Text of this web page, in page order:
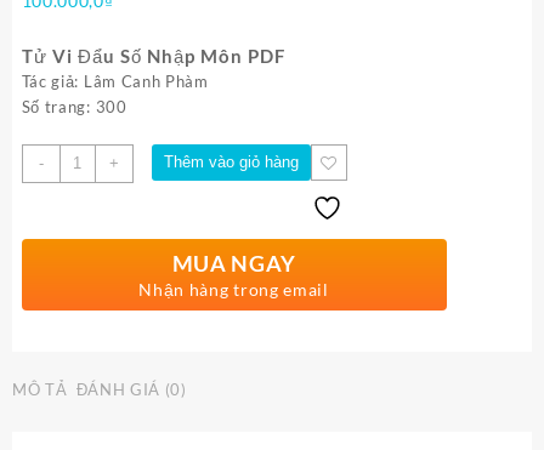
Tử Vi Đẩu Số Nhập Môn PDF
Tác giả: Lâm Canh Phàm
Số trang: 300
-
Số
lượng
+ Thêm vào giỏ hàng
MUA NGAY
Nhận hàng trong email
MÔ TẢ ĐÁNH GIÁ (0)